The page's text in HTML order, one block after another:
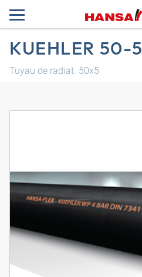
KUEHLER 50-5
Tuyau de radiat. 50x5